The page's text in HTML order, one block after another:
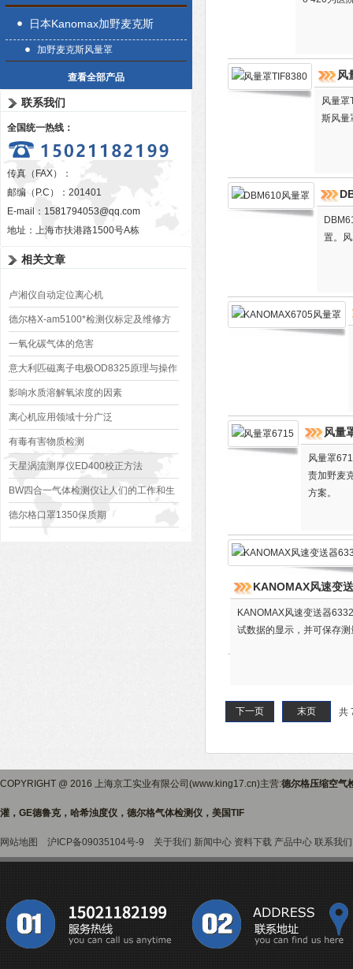
日本Kanomax加野麦克斯
加野麦克斯风量罩
查看全部产品
联系我们
全国统一热线：
传真（FAX）：
邮编（P.C）：201401
E-mail： 1581794053@qq.com
地址：上海市扶港路1500号A栋
相关文章
卢湘仪自动定位离心机
德尔格X-am5100*检测仪标定及维修方
法
一氧化碳气体的危害
​意大利匹磁离子电极OD8325原理与操作
说明
影响水质溶解氧浓度的因素
离心机应用领域十分广泛
有毒有害物质检测
天星涡流测厚仪ED400校正方法
BW四合一气体检测仪让人们的工作和生
活安全得到了预防和保障
德尔格口罩1350保质期
风
风量罩
斯风量
置。
风量
风量罩
责加野麦
方案。
KANOMAX风速变
KANOMAX风速变送器
试数据的显示，并可保存
共
下一页 末页
COPYRIGHT @ 2016 上海京工实业有限公司(www.king17.cn)主营:德尔格压缩空气
灌，GE德鲁克，哈希浊度仪，德尔格气体检测仪，美国TIF
网站地图 沪ICP备09035104号-9 关于我们 新闻中心 资料下载 产品中心 联系我们